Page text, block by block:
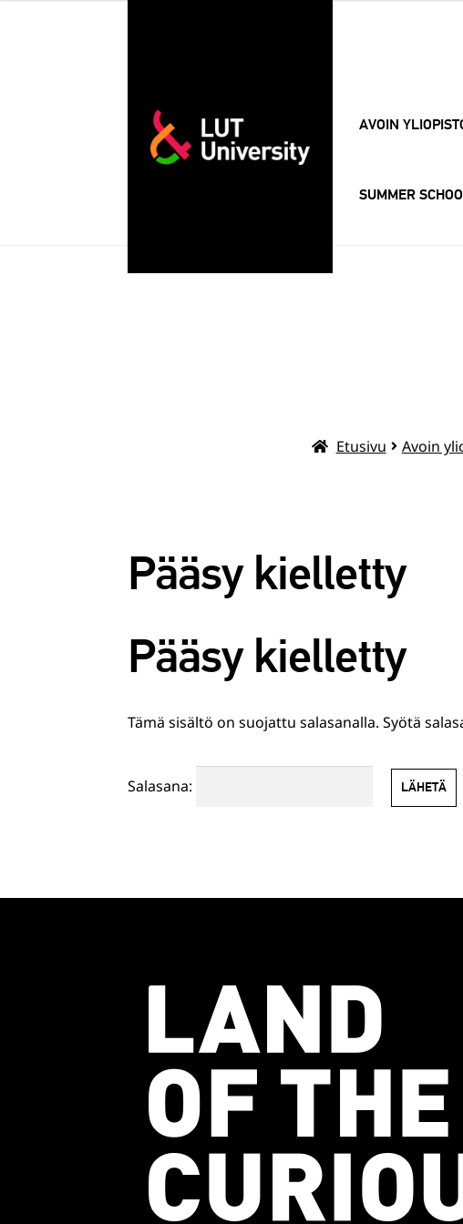
AVOIN
SUMMER
Etusivu Avoin
Pääsy kielletty
Pääsy kielletty
Tämä sisältö on suojattu salasanalla. Syötä
Salasana: